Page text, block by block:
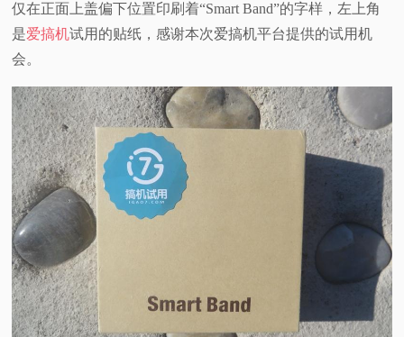
仅在正面上盖偏下位置印刷着“Smart Band”的字样，左上角
是爱搞机试用的贴纸，感谢本次爱搞机平台提供的试用机
会。